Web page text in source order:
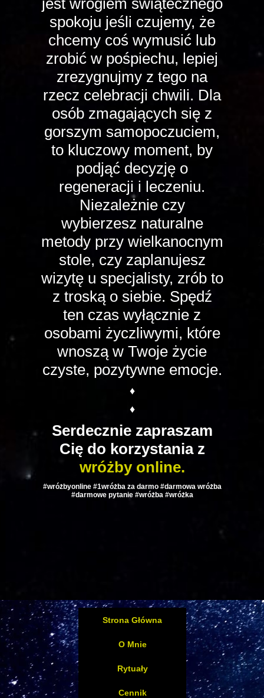
jest wrogiem świątecznego
spokoju jeśli czujemy, że
chcemy coś wymusić lub
zrobić w pośpiechu, lepiej
zrezygnujmy z tego na
rzecz celebracji chwili. Dla
osób zmagających się z
gorszym samopoczuciem,
to kluczowy moment, by
podjąć decyzję o
regeneracji i leczeniu.
Niezależnie czy
wybierzesz naturalne
metody przy wielkanocnym
stole, czy zaplanujesz
wizytę u specjalisty, zrób to
z troską o siebie. Spędź
ten czas wyłącznie z
osobami życzliwymi, które
wnoszą w Twoje życie
czyste, pozytywne emocje.
♦
♦
Serdecznie zapraszam
Cię do korzystania z
wróżby online.
#wróżbyonline #1wróżba za darmo #darmowa wróżba
#darmowe pytanie #wróżba #wróżka
Strona Główna
O Mnie
Rytuały
Cennik